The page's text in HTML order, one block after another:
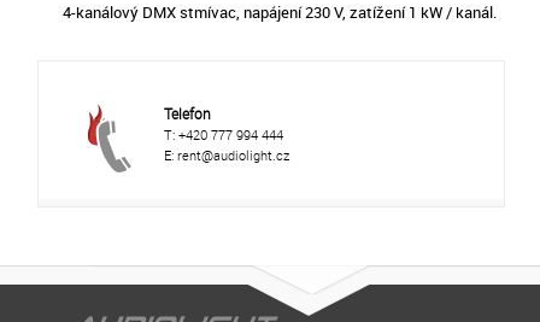
4-kanálový DMX stmívac, napájení 230 V, zatížení 1 kW / kanál.
Telefon
T: +420 777 994 444
E: rent@audiolight.cz